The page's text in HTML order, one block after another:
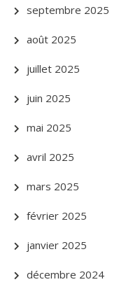
septembre 2025
août 2025
juillet 2025
juin 2025
mai 2025
avril 2025
mars 2025
février 2025
janvier 2025
décembre 2024